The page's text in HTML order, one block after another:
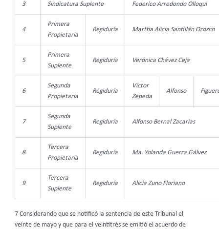
3 Sindicatura Suplente Federico Arredondo Olloqui
4
Primera
Propietaria
Regiduría Martha Alicia Santillán Orozco
5
Primera
Suplente
Regiduría Verónica Chávez Ceja
6
Segunda
Propietaria
Regiduría
Víctor
Zepeda
Alfonso
7
Segunda
Suplente
Regiduría Alfonso Bernal Zacarias
8
Tercera
Propietaria
Regiduría Ma. Yolanda Guerra Gálvez
9
Tercera
Suplente
Regiduría Alicia Zuno Floriano
7 Considerando que se notificó la sentencia de este Tribunal el
veinte de mayo y que para el veintitrés se emitió el acuerdo de